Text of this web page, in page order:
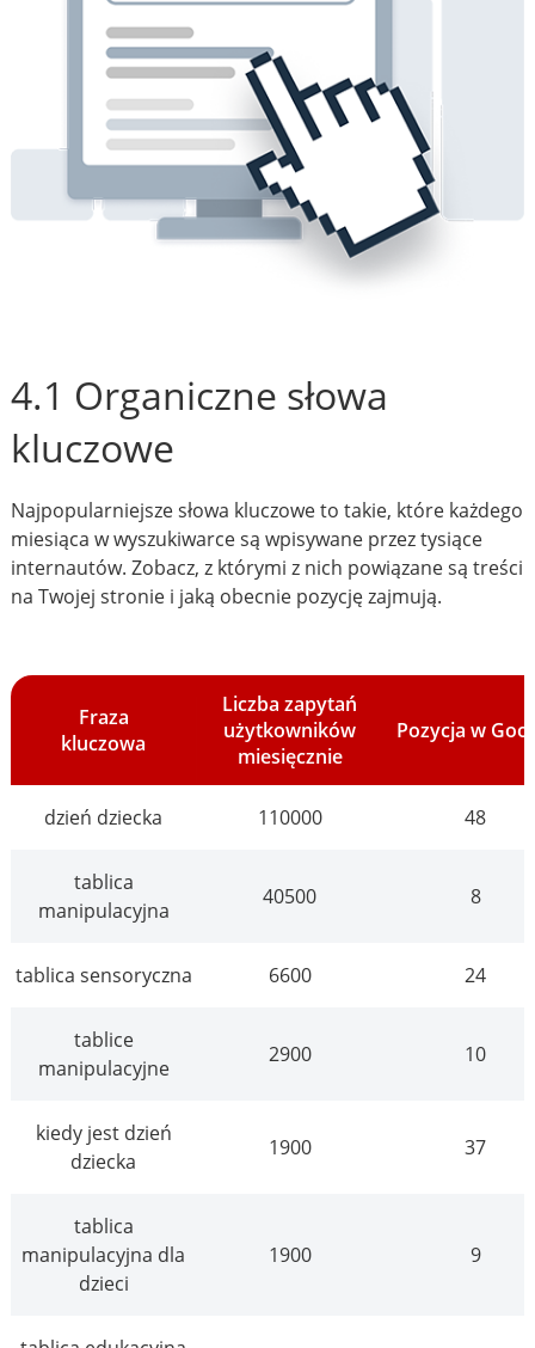
4.1 Organiczne słowa
kluczowe
Najpopularniejsze słowa kluczowe to takie, które każdego
miesiąca w wyszukiwarce są wpisywane przez tysiące
internautów. Zobacz, z którymi z nich powiązane są treści
na Twojej stronie i jaką obecnie pozycję zajmują.
Fraza
kluczowa
Liczba zapytań
użytkowników
miesięcznie
Pozycja w
dzień dziecka 110000 48
tablica
manipulacyjna
40500 8
tablica sensoryczna 6600 24
tablice
manipulacyjne
2900 10
kiedy jest dzień
dziecka
1900 37
tablica
manipulacyjna dla
dzieci
1900 9